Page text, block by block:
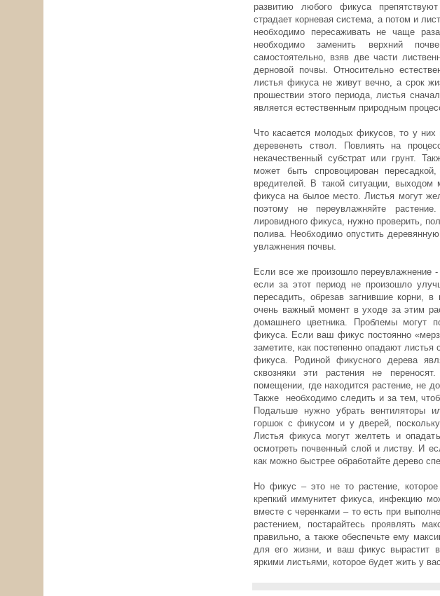
развитию любого фикуса
страдает корневая система, а потом и
необходимо пересаживать не чаще
необходимо заменить верхний
самостоятельно, взяв две части
дерновой почвы. Относительно
листья фикуса не живут вечно, а срок
прошествии этого периода, листья
является естественным природным
Что касается молодых фикусов, то у них
деревенеть ствол. Повлиять на
некачественный субстрат или грунт.
может быть спровоцирован
вредителей. В такой ситуации, выходом
фикуса на былое место. Листья могут
поэтому не переувлажняйте
лировидного фикуса, нужно проверить,
полива. Необходимо опустить
увлажнения почвы.
Если все же произошло переувлажнение
если за этот период не произошло
пересадить, обрезав загнившие корни,
очень важный момент в уходе за этим
домашнего цветника. Проблемы могут
фикуса. Если ваш фикус постоянно
заметите, как постепенно опадают
фикуса. Родиной фикусного дерева
сквозняки эти растения не
помещении, где находится растение, не
Также необходимо следить и за тем,
Подальше нужно убрать вентиляторы
горшок с фикусом и у дверей,
Листья фикуса могут желтеть и
осмотреть почвенный слой и листву. И
как можно быстрее обработайте дерево
Но фикус – это не то растение,
крепкий иммунитет фикуса, инфекцию
вместе с черенками – то есть при
растением, постарайтесь проявлять
правильно, а также обеспечьте ему
для его жизни, и ваш фикус вырастит
яркими листьями, которое будет жить у